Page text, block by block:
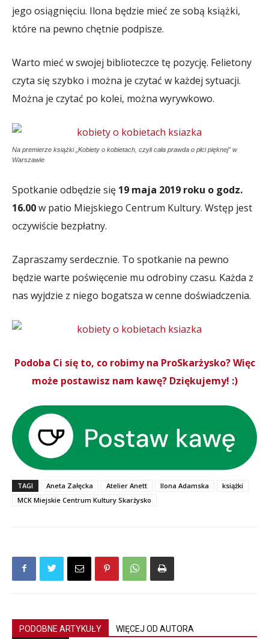
jego osiągnięciu. Ilona będzie mieć ze sobą książki,
które na pewno chętnie podpisze.
Warto mieć w swojej biblioteczce tę pozycję. Felietony
czyta się szybko i można je czytać w każdej sytuacji.
Można je czytać po kolei, można wyrywkowo.
Na premierze książki „Kobiety o kobietach, czyli cała prawda o płci pięknej” w
Warszawie
Spotkanie odbędzie się 19 maja 2019 roku o godz.
16.00w patio Miejskiego Centrum Kultury. Wstęp jest
oczywiście bezpłatny.
Zapraszamy serdecznie. To spotkanie na pewno
będzie warte poświęcenie mu odrobiny czasu. Każda z
nas wyjdzie z niego bogatsza w cenne doświadczenia.
Podoba Ci się to, co robimy na ProSkarżysko? Więc
może postawisz nam kawę? Dziękujemy! :)
TAGI Aneta Załęcka Atelier Anett Ilona Adamska
książki
MCK Miejskie Centrum Kultury Skarżysko
PODOBNE ARTYKUŁY WIĘCEJ OD AUTORA